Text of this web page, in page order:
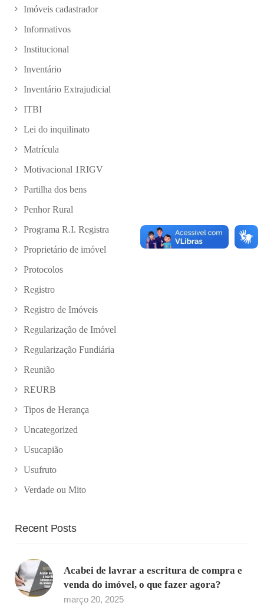
Imóveis cadastrador
Informativos
Institucional
Inventário
Inventário Extrajudicial
ITBI
Lei do inquilinato
Matrícula
Motivacional 1RIGV
Partilha dos bens
Penhor Rural
Programa R.I. Registra
Proprietário de imóvel
Protocolos
Registro
Registro de Imóveis
Regularização de Imóvel
Regularização Fundiária
Reunião
REURB
Tipos de Herança
Uncategorized
Usucapião
Usufruto
Verdade ou Mito
Recent Posts
Acabei de lavrar a escritura de compra e
venda do imóvel, o que fazer agora?
março 20, 2025